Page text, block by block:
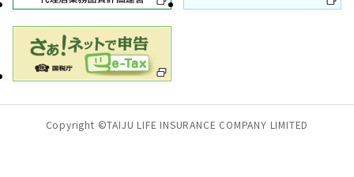
Copyright ©TAIJU LIFE INSURANCE COMPANY LIMITED